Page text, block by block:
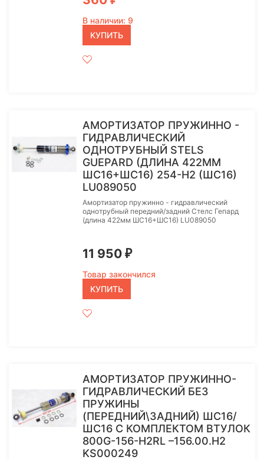
В наличии: 9
КУПИТЬ
АМОРТИЗАТОР ПРУЖИННО -
ГИДРАВЛИЧЕСКИЙ
ОДНОТРУБНЫЙ STELS
GUEPARD (ДЛИНА 422ММ
ШС16+ШС16) 254-H2 (ШС16)
LU089050
Амортизатор пружинно - гидравлический
однотрубный передний/задний Стелс Гепард
(длина 422мм ШС16+ШС16) LU089050
11 950 ₽
Товар закончился
КУПИТЬ
АМОРТИЗАТОР ПРУЖИННО-
ГИДРАВЛИЧЕСКИЙ БЕЗ
ПРУЖИНЫ
(ПЕРЕДНИЙ\ЗАДНИЙ) ШС16/
ШС16 С КОМПЛЕКТОМ ВТУЛОК
800G-156-H2RL –156.00.Н2
KS000249